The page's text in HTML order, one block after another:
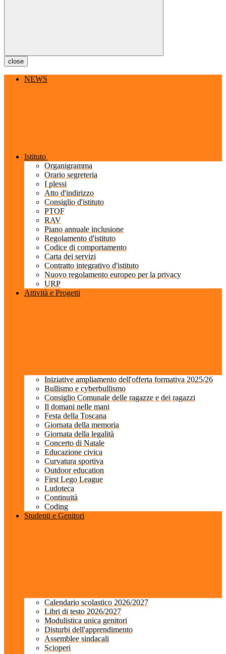
close
NEWS
Istituto
Organigramma
Orario segreteria
I plessi
Atto d'indirizzo
Consiglio d'istituto
PTOF
RAV
Piano annuale inclusione
Regolamento d'istituto
Codice di comportamento
Carta dei servizi
Contratto integrativo d'istituto
Nuovo regolamento europeo per la privacy
URP
Attività e Progetti
Iniziative ampliamento dell'offerta formativa 2025/26
Bullismo e cyberbullismo
Consiglio Comunale delle ragazze e dei ragazzi
Il domani nelle mani
Festa della Toscana
Giornata della memoria
Giornata della legalità
Concerto di Natale
Educazione civica
Curvatura sportiva
Outdoor education
First Lego League
Ludoteca
Continuità
Coding
Studenti e Genitori
Calendario scolastico 2026/2027
Libri di testo 2026/2027
Modulistica unica genitori
Disturbi dell'apprendimento
Assemblee sindacali
Scioperi